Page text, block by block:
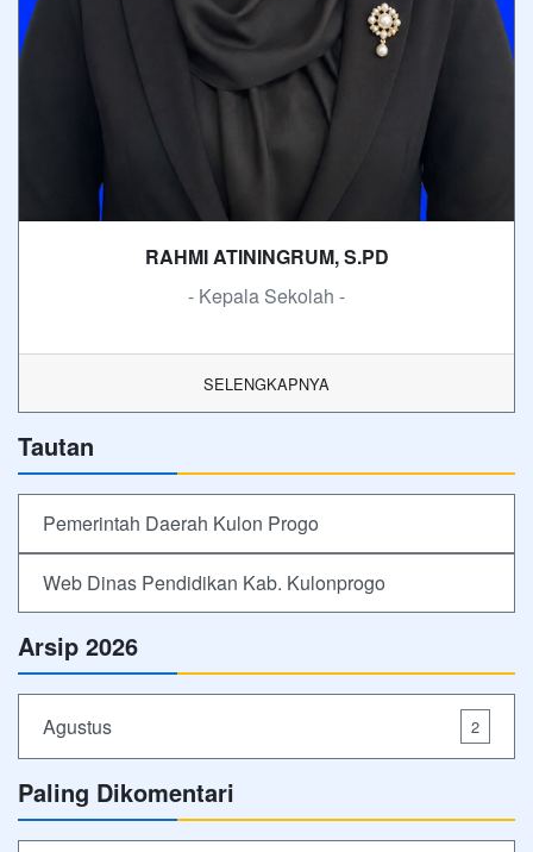
RAHMI ATININGRUM, S.PD
- Kepala Sekolah -
SELENGKAPNYA
Tautan
Pemerintah Daerah Kulon Progo
Web Dinas Pendidikan Kab. Kulonprogo
Arsip 2026
Agustus 2
Paling Dikomentari